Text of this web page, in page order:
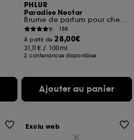
PHLUR
Paradise Nectar
Brume de parfum pour cheveux et corps format voyage
188
À partir de28,00€
31,11€ / 100ml
2 contenances disponibles
Ajouter au panier
Exclu web